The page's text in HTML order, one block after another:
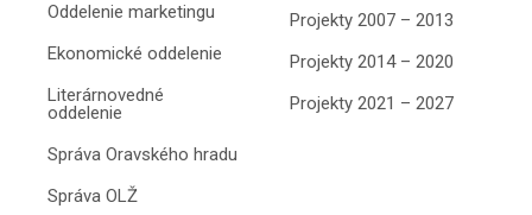
Oddelenie marketingu
Ekonomické oddelenie
Literárnovedné
oddelenie
Správa Oravského hradu
Správa OLŽ
Projekty 2007 – 2013
Projekty 2014 – 2020
Projekty 2021 – 2027